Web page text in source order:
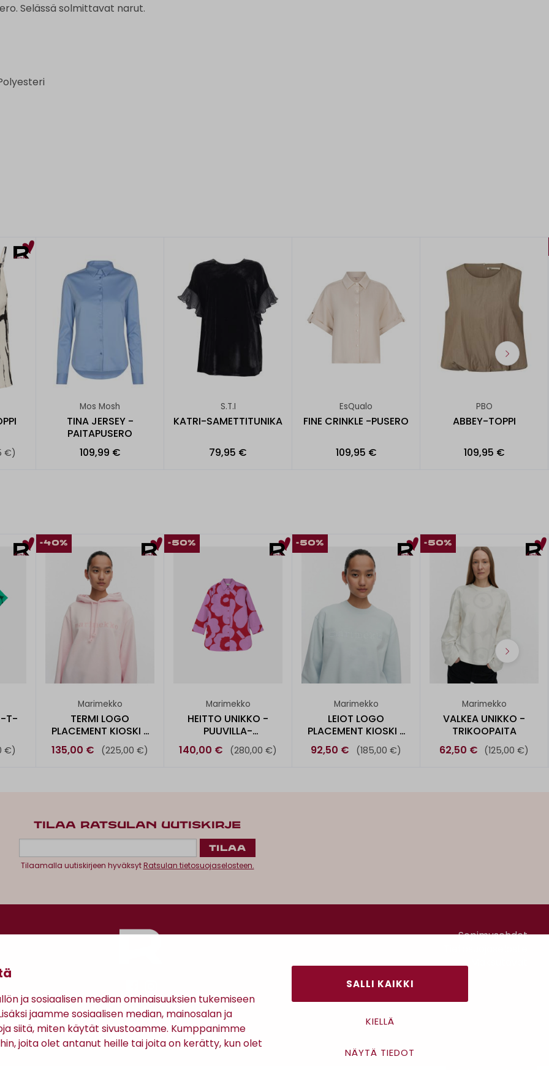
ja sosiaalisen median ominaisuuksien tukemiseen
jaamme sosiaalisen median, mainosalan ja
siitä, miten käytät sivustoamme. Kumppanimme
joita olet antanut heille tai joita on kerätty, kun olet
SALLI KAIKKI
KIELLÄ
NÄYTÄ TIEDOT
Selässä solmittavat narut.
€)
Mos Mosh
TINA JERSEY -
PAITAPUSERO
109,99 €
S.T.I
KATRI-SAMETTITUNIKA
79,95 €
EsQualo
FINE CRINKLE -PUSERO
109,95 €
PBO
ABBEY-TOPPI
109,95 €
-T-
€)
-40%
Marimekko
TERMI LOGO
PLACEMENT KIOSKI -
HUPPARI
135,00 € (225,00 €)
-50%
Marimekko
HEITTO UNIKKO -
PUUVILLA-
PELLAVAPAITA
140,00 € (280,00 €)
-50%
Marimekko
LEIOT LOGO
PLACEMENT KIOSKI -
COLLEGEPUSE
92,50 € (185,00 €)
-50%
Marimekko
VALKEA UNIKKO -
TRIKOOPAITA
62,50 € (125,00 €)
TILAA RATSULAN UUTISKIRJE
Tilaamalla uutiskirjeen hyväksytRatsulan tietosuojaselosteen.
Antinkatu 17, 28100 Pori
Sopimusehdot